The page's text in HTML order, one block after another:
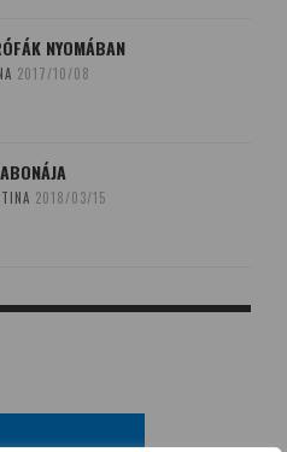
NYOMÁBAN
2017/10/08
2018/03/15